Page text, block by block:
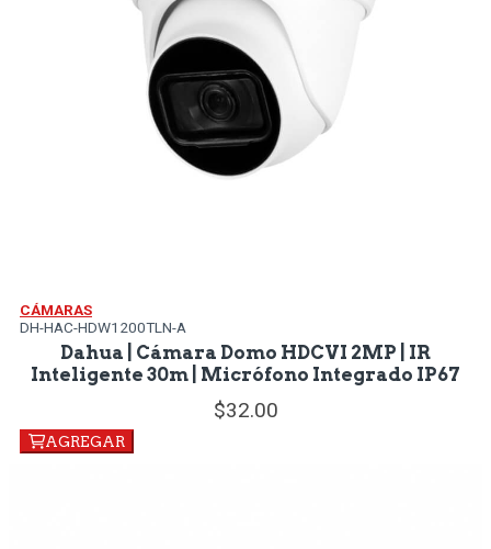
CÁMARAS
DH-HAC-HDW1200TLN-A
Dahua | Cámara Domo HDCVI 2MP | IR
Inteligente 30m | Micrófono Integrado IP67
32.00
AGREGAR